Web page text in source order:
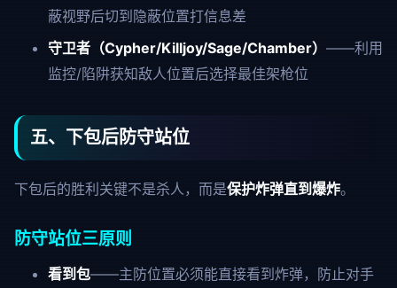
蔽视野后切到隐蔽位置打信息差
守卫者（Cypher/Killjoy/Sage/Chamber） ——利用
监控/陷阱获知敌人位置后选择最佳架枪位
五、下包后防守站位
下包后的胜利关键不是杀人，而是保护炸弹直到爆炸。
防守站位三原则
看到包——主防位置必须能直接看到炸弹，防止对手